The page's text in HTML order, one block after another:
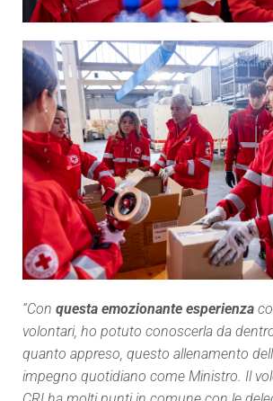
“Con questa emozionante esperienza
volontari, ho potuto conoscerla da
quanto appreso, questo allenamento
impegno quotidiano come Ministro. Il